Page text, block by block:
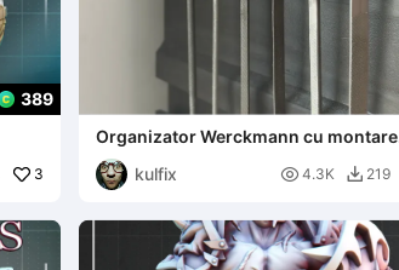
389
3
Organizator Werckmann cu montare
laterală pentru șurubelnițe și fișiere
kulfix
 4.3K  219